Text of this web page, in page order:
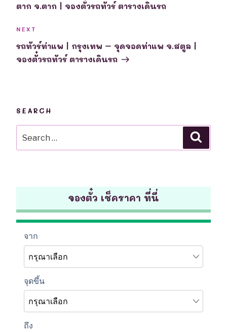
ตาก จ.ตาก | จองตั๋วรถทัวร์ ตารางเดินรถ
Next
Post
NEXT
รถทัวร์ท่าแพ | กรุงเทพ – จุดจอดท่าแพ จ.สตูล |
จองตั๋วรถทัวร์ ตารางเดินรถ
SEARCH
for:
จองตั๋ว เช็คราคา ที่นี่